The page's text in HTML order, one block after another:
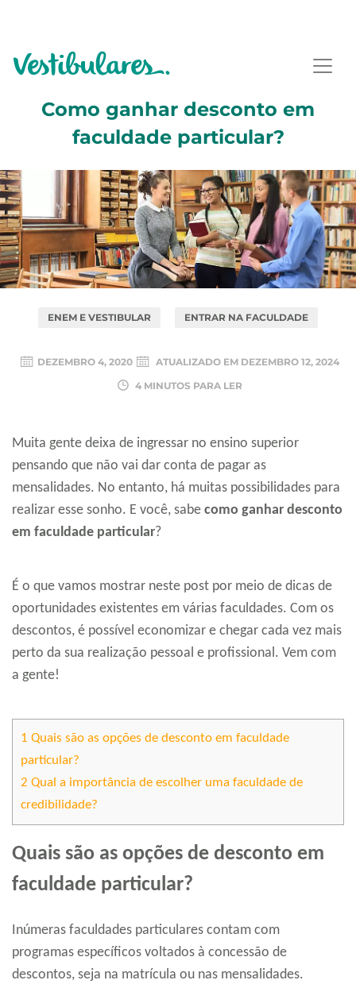
Como ganhar desconto em
faculdade particular?
ENEM E VESTIBULAR ENTRAR NA FACULDADE
DEZEMBRO 4, 2020 ATUALIZADO EM DEZEMBRO 12, 2024
4 MINUTOS PARA LER
Muita gente deixa de ingressar no ensino superior
pensando que não vai dar conta de pagar as
mensalidades. No entanto, há muitas possibilidades para
realizar esse sonho. E você, sabe como ganhar desconto
em faculdade particular?
É o que vamos mostrar neste post por meio de dicas de
oportunidades existentes em várias faculdades. Com os
descontos, é possível economizar e chegar cada vez mais
perto da sua realização pessoal e profissional. Vem com
a gente!
1 Quais são as opções de desconto em faculdade
particular?
2 Qual a importância de escolher uma faculdade de
credibilidade?
Quais são as opções de desconto em
faculdade particular?
Inúmeras faculdades particulares contam com
programas específicos voltados à concessão de
descontos, seja na matrícula ou nas mensalidades.